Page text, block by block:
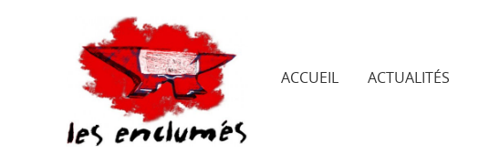
ACCUEIL ACTUALITÉS